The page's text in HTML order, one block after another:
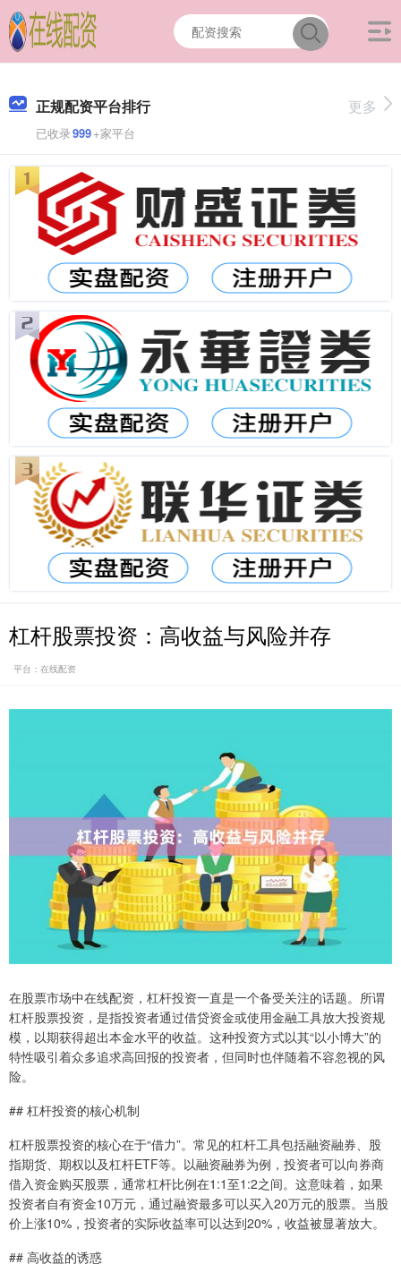
正规配资平台排行
已收录999+家平台
更多
杠杆股票投资：高收益与风险并存
平台：在线配资
在股票市场中在线配资，杠杆投资一直是一个备受关注的话题。所谓
杠杆股票投资，是指投资者通过借贷资金或使用金融工具放大投资规
模，以期获得超出本金水平的收益。这种投资方式以其“以小博大”的
特性吸引着众多追求高回报的投资者，但同时也伴随着不容忽视的风
险。
## 杠杆投资的核心机制
杠杆股票投资的核心在于“借力”。常见的杠杆工具包括融资融券、股
指期货、期权以及杠杆ETF等。以融资融券为例，投资者可以向券商
借入资金购买股票，通常杠杆比例在1:1至1:2之间。这意味着，如果
投资者自有资金10万元，通过融资最多可以买入20万元的股票。当股
价上涨10%，投资者的实际收益率可以达到20%，收益被显著放大。
## 高收益的诱惑